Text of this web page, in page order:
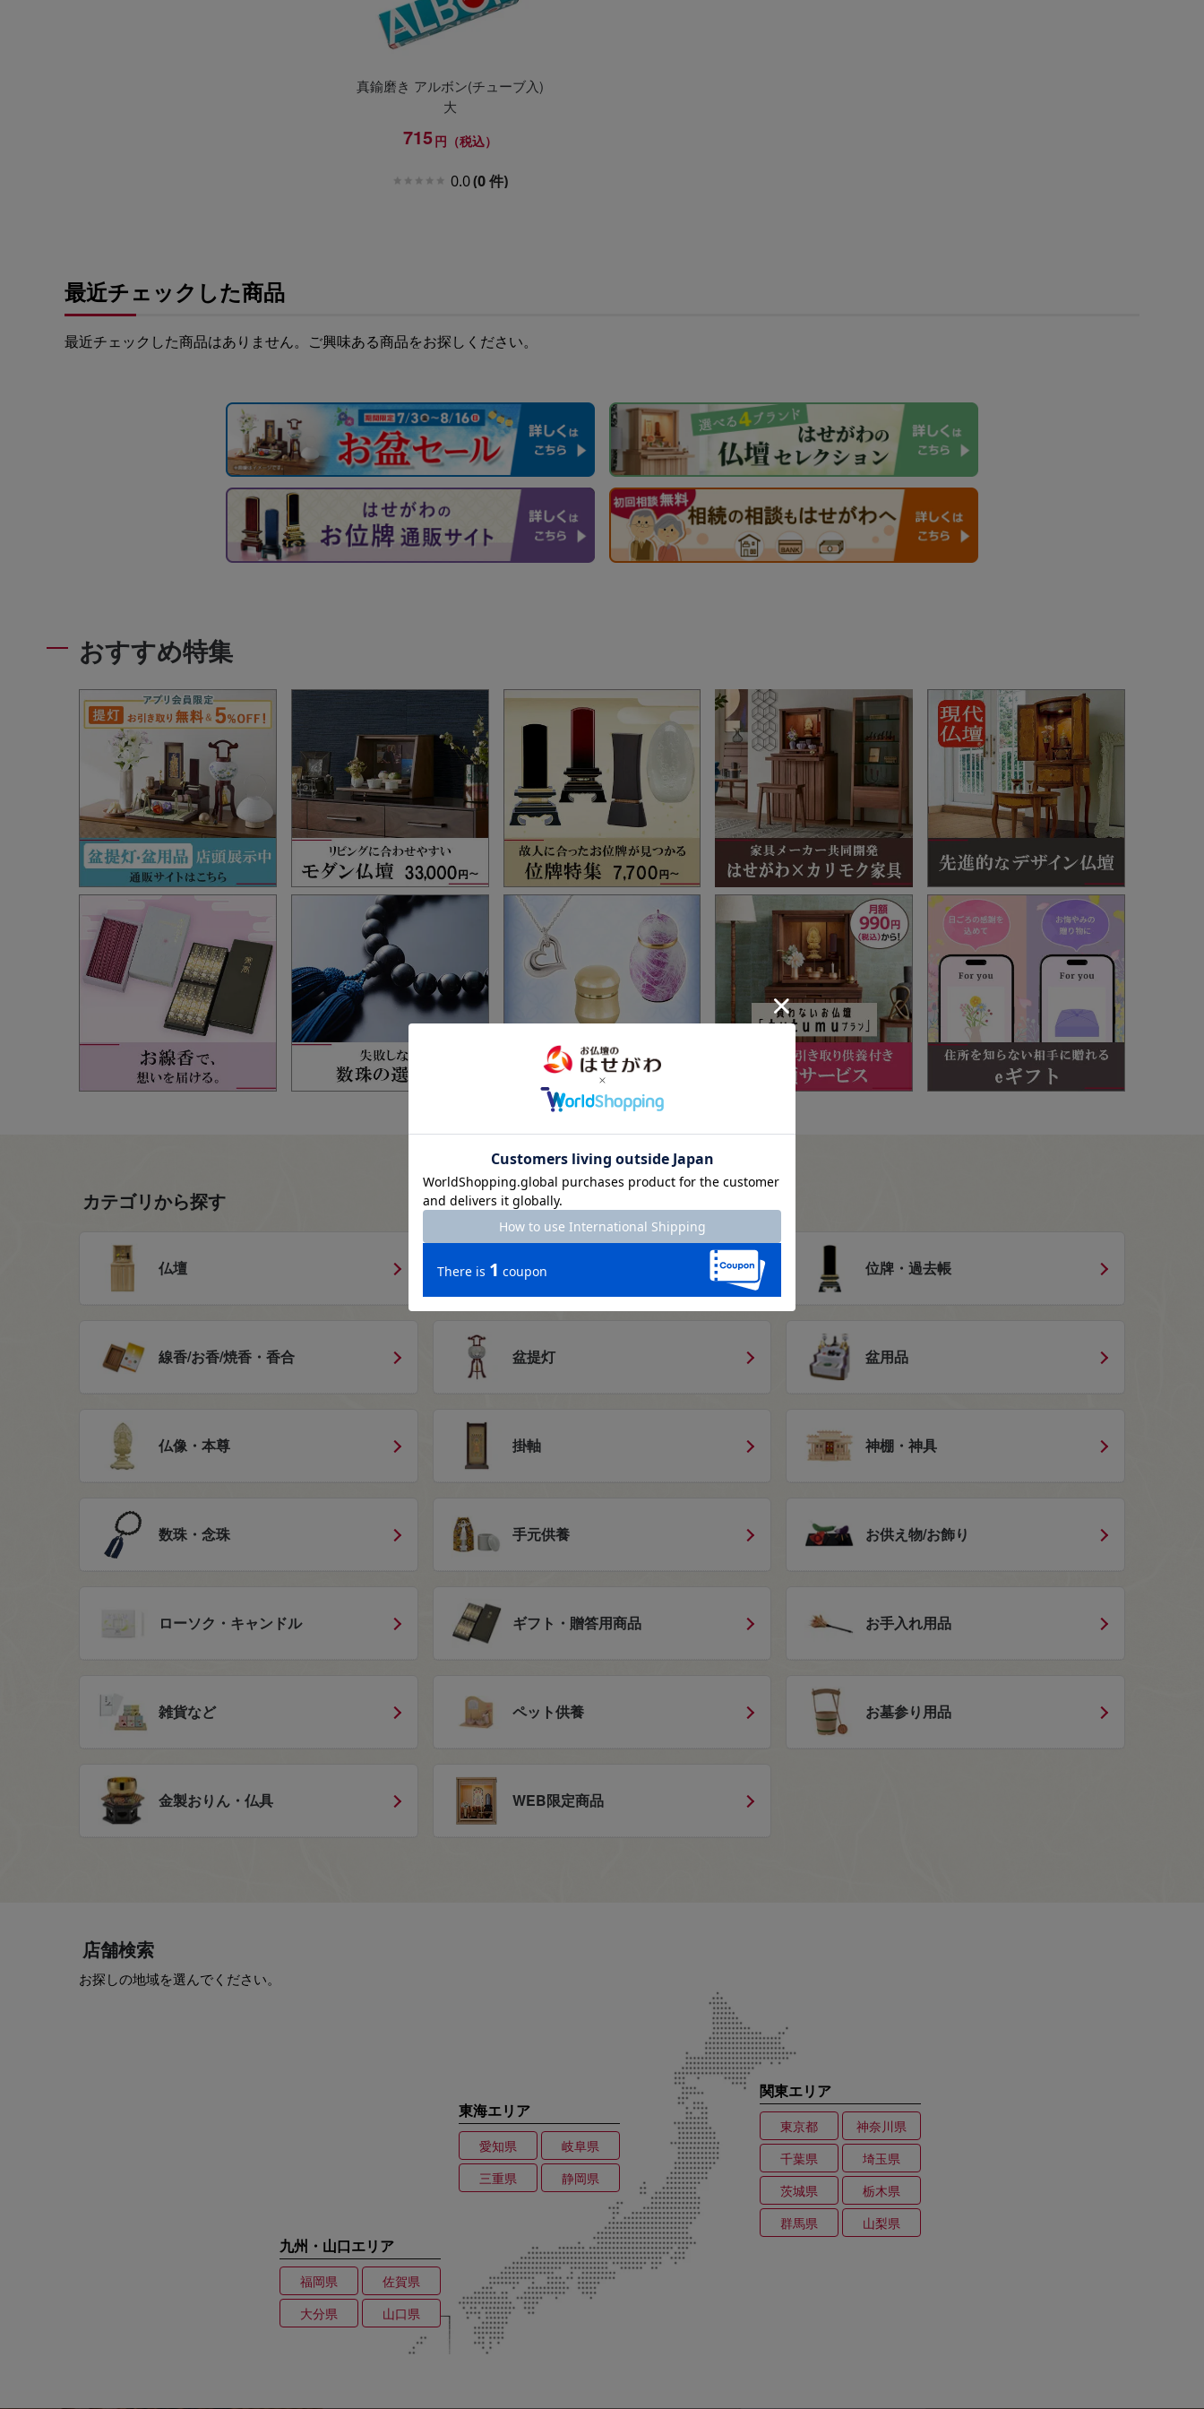
真鍮磨き アルボン(チューブ入)
大
715円（税込）
0.0(0 件)
最近チェックした商品
最近チェックした商品はありません。 ご興味ある商品をお探しください。
おすすめ特集
カテゴリから探す
仏壇 仏壇用仏具 位牌・過去帳
線香/お香/焼香・香合 盆提灯 盆用品
仏像・本尊 掛軸 神棚・神具
数珠・念珠 手元供養 お供え物/お飾り
ローソク・キャンドル ギフト・贈答用商品 お手入れ用品
雑貨など ペット供養 お墓参り用品
金製おりん・仏具 WEB限定商品
店舗検索
お探しの地域を選んでください。
関東エリア
東京都
神奈川県
千葉県
埼玉県
茨城県
栃木県
群馬県
山梨県
東海エリア
愛知県
岐阜県
三重県
静岡県
九州・山口エリア
福岡県
佐賀県
大分県
山口県